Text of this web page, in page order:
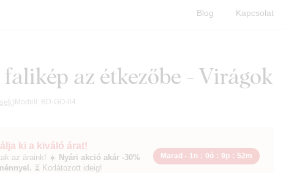
Blog Kapcsolat
falikép az étkezőbe - Virágok
) Modell: BD-GO-04
ki a kiváló árat!
az áraink! ☀️ Nyári akció akár -30%
⏳ Korlátozott ideig!
Marad - 1n : 0ó : 9p : 51m